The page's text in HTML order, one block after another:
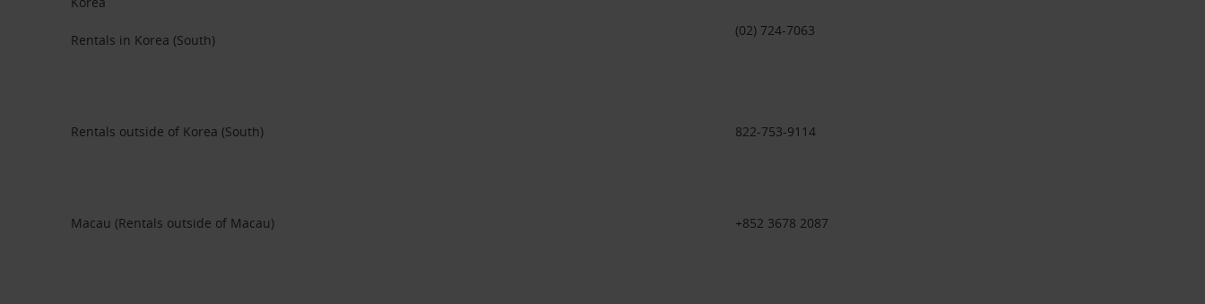
Rentals in Korea (South)
(02) 724-7063
Rentals outside of Korea (South) 822-753-9114
Macau (Rentals outside of Macau) +852 3678 2087